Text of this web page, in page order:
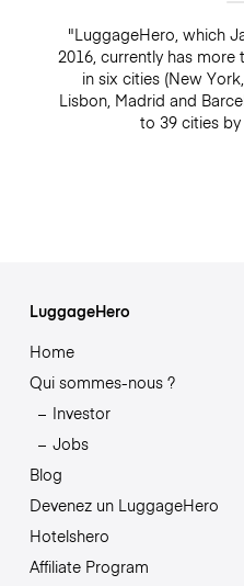
"LuggageHero, which
2016, currently has
in six cities (New
Lisbon, Madrid and
to 39 cities by
LuggageHero
Home
Qui sommes-nous ?
Investor
Jobs
Blog
Devenez un LuggageHero
Hotelshero
Affiliate Program